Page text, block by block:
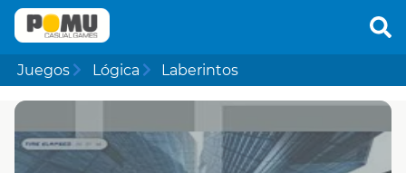
Juegos Lógica Laberintos